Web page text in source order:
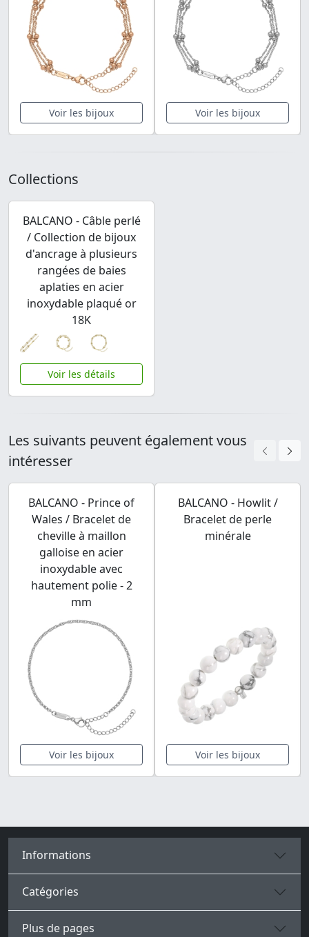
Voir les bijoux Voir les bijoux
Collections
BALCANO - Câble perlé
/ Collection de bijoux
d'ancrage à plusieurs
rangées de baies
aplaties en acier
inoxydable plaqué or
18K
Voir les détails
Les suivants peuvent également vous
intéresser
BALCANO - Prince of
Wales / Bracelet de
cheville à maillon
galloise en acier
inoxydable avec
hautement polie - 2
mm
Voir les bijoux
BALCANO - Howlit /
Bracelet de perle
minérale
Voir les bijoux
Informations
Catégories
Plus de pages